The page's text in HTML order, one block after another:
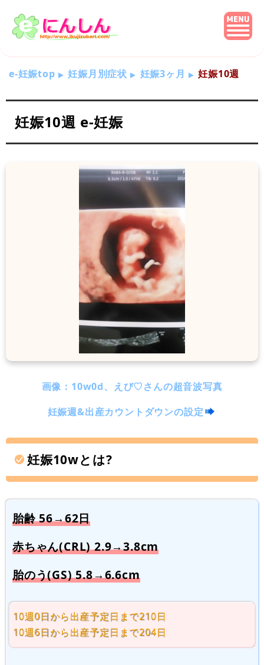
e-妊娠top 妊娠月別症状 妊娠3ヶ月 妊娠10週
妊娠10週 e-妊娠
画像：10w0d、えび♡さんの超音波写真
妊娠週&出産カウントダウンの設定
妊娠10wとは?
胎齢 56→62日
赤ちゃん(CRL) 2.9→3.8cm
胎のう(GS) 5.8→6.6cm
10週0日から出産予定日まで210日
10週6日から出産予定日まで204日